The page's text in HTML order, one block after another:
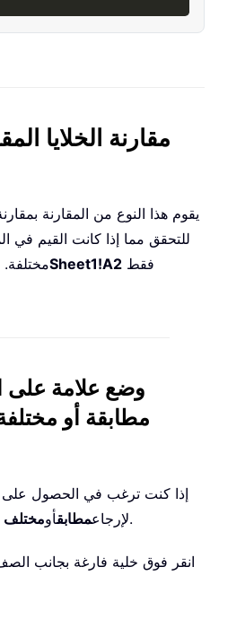
مقارنة الخلايا
يقوم هذا النوع من المقارنة
للتحقق مما إذا كانت القيم في
Sheet1!A2
وضع علامة على
مطابقة أو
إذا كنت ترغب في الحصول على
صف، فاستخدم صيغة IF لإرجاعمطابقأومختلف .